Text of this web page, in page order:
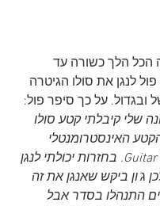
הכל הלך כשורה עד
לנגן את סולו הגיטרה
ובגדול. על כך סיפר פול:
שלי קיבלתי קטע סולו
האינסטרומנטלי
Guitar Boogie Shuffle. בחזרות יכולתי לנגן
ג'ון ביקש שאנגן את זה
התנהלו בסדר אבל